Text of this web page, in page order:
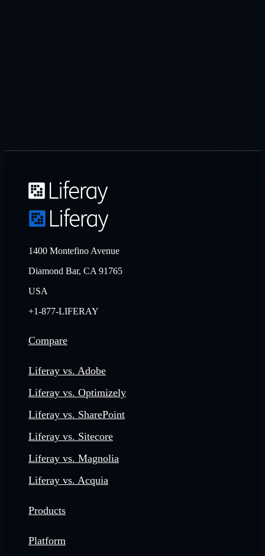
1400 Montefino Avenue
Diamond Bar, CA 91765
USA
+1-877-LIFERAY
Compare
Liferay vs. Adobe
Liferay vs. Optimizely
Liferay vs. SharePoint
Liferay vs. Sitecore
Liferay vs. Magnolia
Liferay vs. Acquia
Products
Platform